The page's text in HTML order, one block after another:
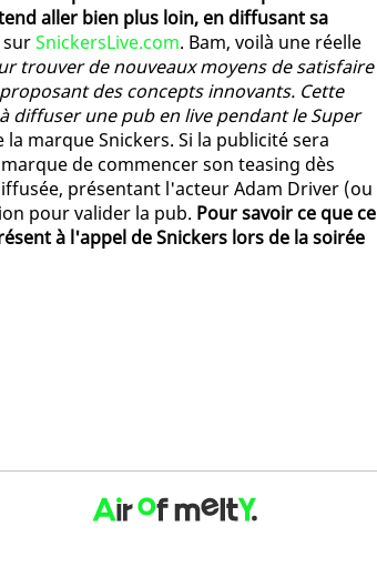
aller bien plus loin, en diffusant sa
surSnickersLive.com. Bam, voilà une réelle
trouver de nouveaux moyens de satisfaire
des concepts innovants. Cette
diffuser une pub en live pendant le Super
marque Snickers. Si la publicité sera
de commencer son teasing dès
présentant l'acteur Adam Driver (ou
pour valider la pub. Pour savoir ce que ce
à l'appel de Snickers lors de la soirée